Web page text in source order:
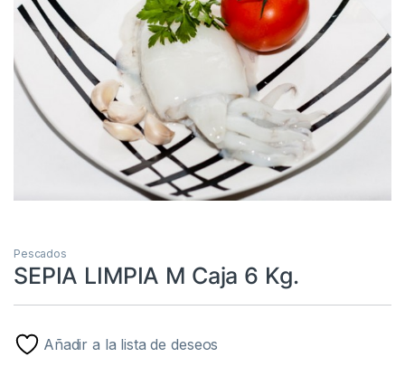
Pescados
SEPIA LIMPIA M Caja 6 Kg.
Añadir a la lista de deseos